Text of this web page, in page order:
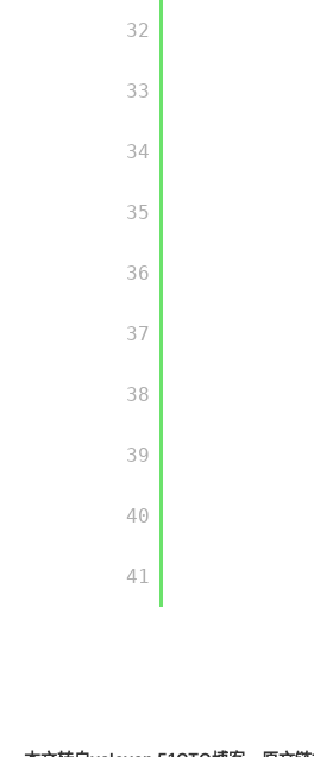
       32
       33
       34
       35
       36
       37
       38
       39
       40
       41